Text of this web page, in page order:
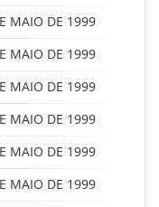
MAIO DE 1999
MAIO DE 1999
MAIO DE 1999
MAIO DE 1999
MAIO DE 1999
MAIO DE 1999